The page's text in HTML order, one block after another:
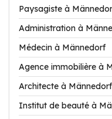
Paysagiste à
Administration à
Médecin à Männedorf
Agence immobilière à
Architecte à Männedorf
Institut de beauté à